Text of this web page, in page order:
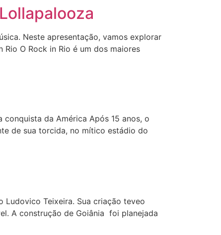
Neste apresentação, vamos explorar
O Rock in Rio é um dos maiores
da América Após 15 anos, o
de sua torcida, no mítico estádio do
Teixeira. Sua criação teveo
A construção de Goiânia foi planejada